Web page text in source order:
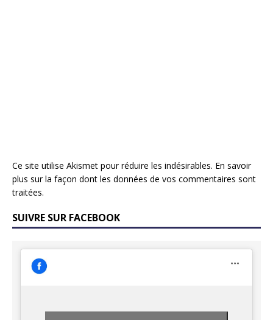
Ce site utilise Akismet pour réduire les indésirables. En savoir
plus sur la façon dont les données de vos commentaires sont
traitées.
SUIVRE SUR FACEBOOK